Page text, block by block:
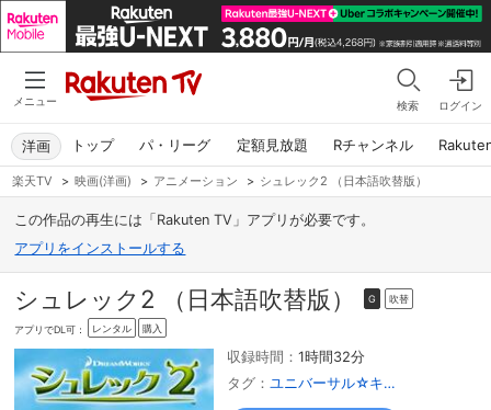
メニュー 検索 ログイン
トップ パ・リーグ 定額見放題 Rチャンネル
洋画
楽天TV > 映画(洋画) > アニメーション > シュレック2 （日本語吹替版）
この作品の再生には「Rakuten TV」アプリが必要です。
アプリをインストールする
シュレック2 （日本語吹替版） G 吹替
アプリでDL可： レンタル 購入
収録時間：1時間32分
タグ： ユニバーサル☆キッズ